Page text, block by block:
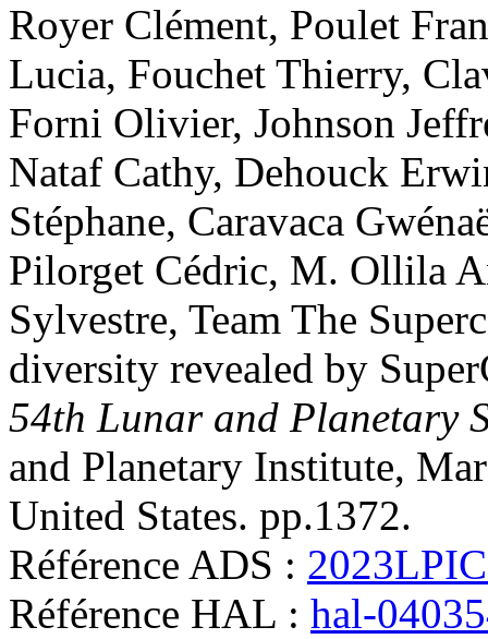
Royer Clément, Poulet
Lucia, Fouchet Thierry,
Forni Olivier, Johnson
Nataf Cathy, Dehouck
Stéphane, Caravaca
Pilorget Cédric, M. Ollila
Sylvestre, Team The
diversity revealed by
54th Lunar and Planetary
and Planetary Institute,
United States. pp.1372.
Référence ADS :
Référence HAL : hal-